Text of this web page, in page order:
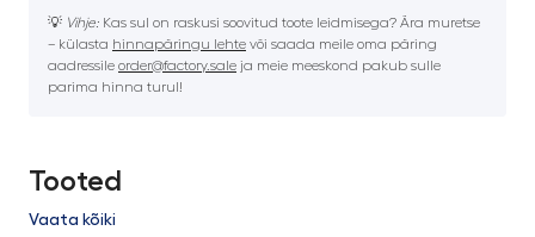
💡 Vihje: Kas sul on raskusi soovitud toote leidmisega? Ära muretse
– külasta hinnapäringu lehte või saada meile oma päring
aadressile order@factory.sale ja meie meeskond pakub sulle
parima hinna turul!
Tooted
Vaata kõiki